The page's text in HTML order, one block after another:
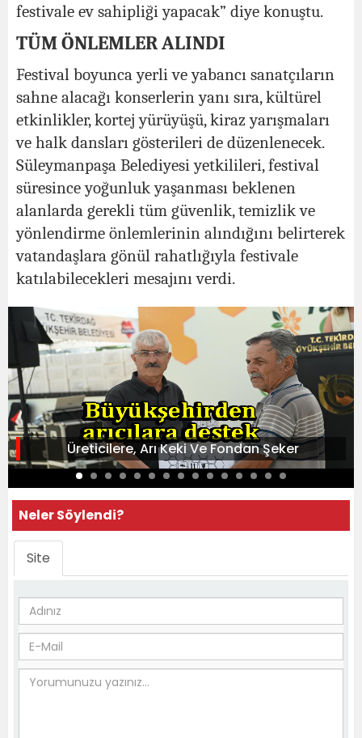
festivale ev sahipliği yapacak” diye konuştu.
TÜM ÖNLEMLER ALINDI
Festival boyunca yerli ve yabancı sanatçıların
sahne alacağı konserlerin yanı sıra, kültürel
etkinlikler, kortej yürüyüşü, kiraz yarışmaları
ve halk dansları gösterileri de düzenlenecek.
Süleymanpaşa Belediyesi yetkilileri, festival
süresince yoğunluk yaşanması beklenen
alanlarda gerekli tüm güvenlik, temizlik ve
yönlendirme önlemlerinin alındığını belirterek
vatandaşlara gönül rahatlığıyla festivale
katılabilecekleri mesajını verdi.
Üreticilere, Arı Keki Ve Fondan Şeker
Neler Söylendi?
Site